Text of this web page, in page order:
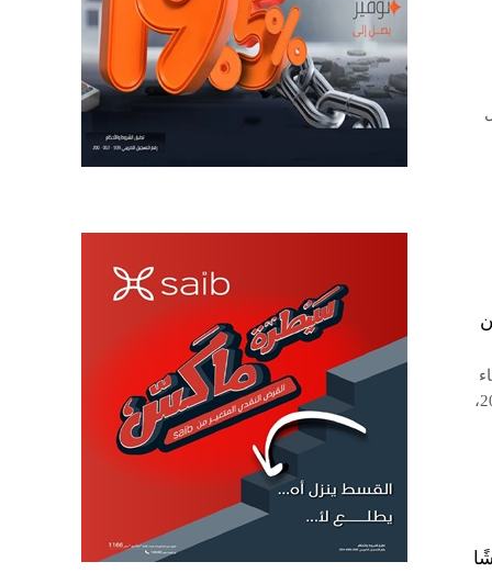
البنك المركزي، منحت تسهيلات ائتمانية بقيمة 10.692 تريليون جنيه بنهاية فبراير 2026،
من فئات 25 و50 قرشًا